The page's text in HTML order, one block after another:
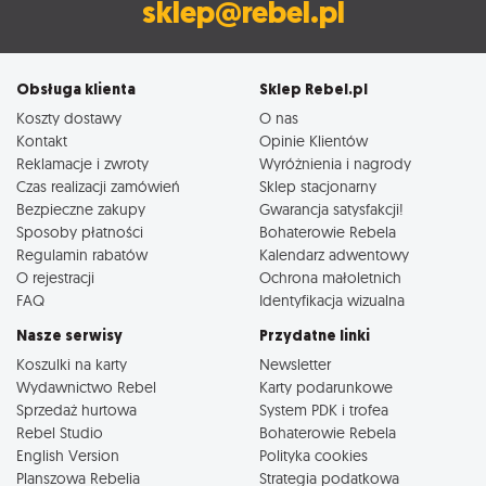
sklep@rebel.pl
Obsługa klienta
Koszty dostawy
Kontakt
Reklamacje i zwroty
Czas realizacji zamówień
Bezpieczne zakupy
Sposoby płatności
Regulamin rabatów
O rejestracji
FAQ
Sklep Rebel.pl
O nas
Opinie Klientów
Wyróżnienia i nagrody
Sklep stacjonarny
Gwarancja satysfakcji!
Bohaterowie Rebela
Kalendarz adwentowy
Ochrona małoletnich
Identyfikacja wizualna
Nasze serwisy
Koszulki na karty
Wydawnictwo Rebel
Sprzedaż hurtowa
Rebel Studio
English Version
Planszowa Rebelia
Przydatne linki
Newsletter
Karty podarunkowe
System PDK i trofea
Bohaterowie Rebela
Polityka cookies
Strategia podatkowa